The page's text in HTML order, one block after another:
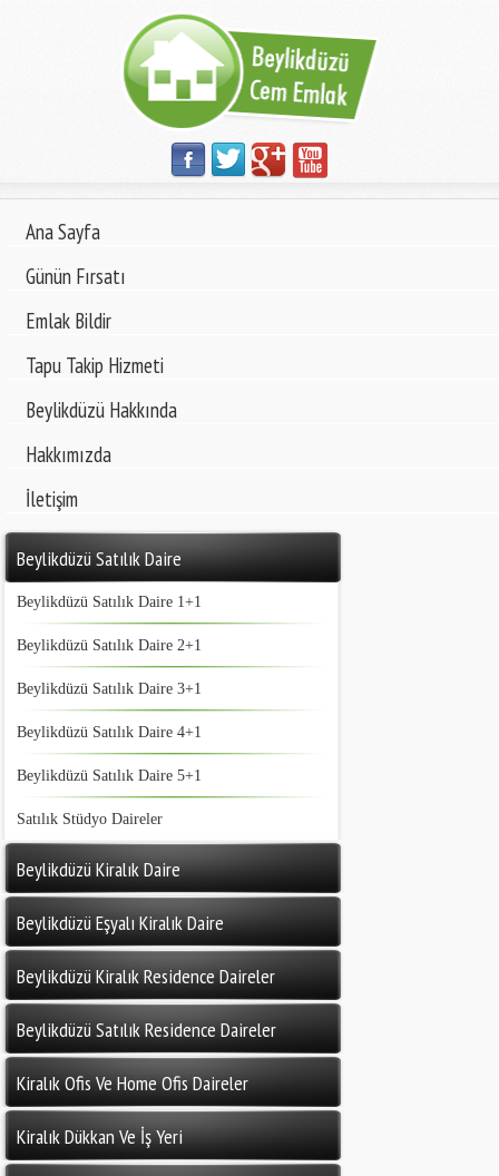
Ana Sayfa
Günün Fırsatı
Emlak Bildir
Tapu Takip Hizmeti
Beylikdüzü Hakkında
Hakkımızda
İletişim
Beylikdüzü Satılık Daire
Beylikdüzü Satılık Daire 1+1
Beylikdüzü Satılık Daire 2+1
Beylikdüzü Satılık Daire 3+1
Beylikdüzü Satılık Daire 4+1
Beylikdüzü Satılık Daire 5+1
Satılık Stüdyo Daireler
Beylikdüzü Kiralık Daire
Beylikdüzü Eşyalı Kiralık Daire
Beylikdüzü Kiralık Residence Daireler
Beylikdüzü Satılık Residence Daireler
Kiralık Ofis Ve Home Ofis Daireler
Kiralık Dükkan Ve İş Yeri